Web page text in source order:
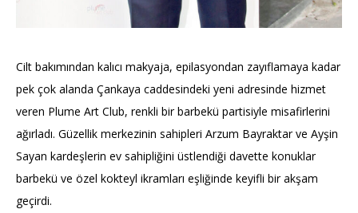
Cilt bakımından kalıcı makyaja, epilasyondan zayıflamaya kadar
pek çok alanda Çankaya caddesindeki yeni adresinde hizmet
veren Plume Art Club, renkli bir barbekü partisiyle misafirlerini
ağırladı. Güzellik merkezinin sahipleri Arzum Bayraktar ve Ayşin
Sayan kardeşlerin ev sahipliğini üstlendiği davette konuklar
barbekü ve özel kokteyl ikramları eşliğinde keyifli bir akşam
geçirdi.